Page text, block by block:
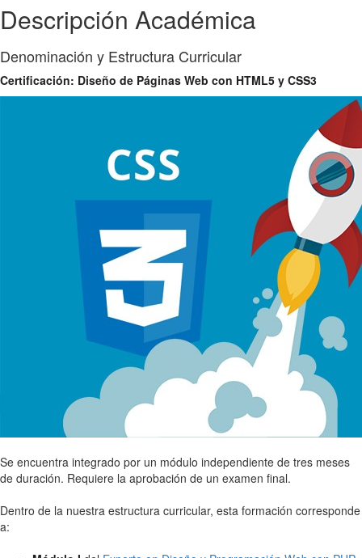
Descripción Académica
Denominación y Estructura Curricular
Certificación: Diseño de Páginas Web con HTML5 y CSS3
Se encuentra integrado por un módulo independiente de tres meses
de duración. Requiere la aprobación de un examen final.
Dentro de la nuestra estructura curricular, esta formación corresponde
a: